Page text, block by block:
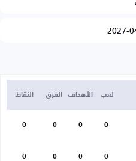
لعب الأهداف الفرق النقاط
0
0
0
0
0
0
0
0